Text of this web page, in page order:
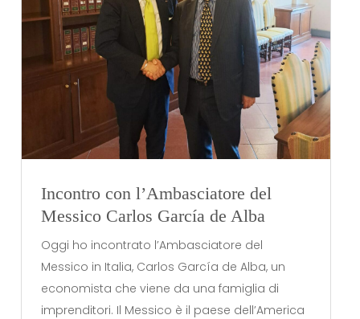
Incontro con l’Ambasciatore del
Messico Carlos García de Alba
Oggi ho incontrato l’Ambasciatore del
Messico in Italia, Carlos García de Alba, un
economista che viene da una famiglia di
imprenditori. Il Messico è il paese dell’America